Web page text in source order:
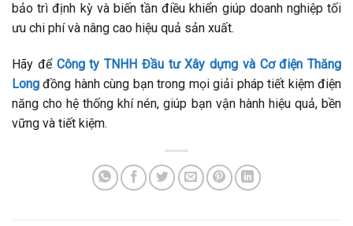
bảo trì định kỳ và biến tần điều khiển giúp doanh nghiệp tối
ưu chi phí và nâng cao hiệu quả sản xuất.
Hãy để Công ty TNHH Đầu tư Xây dựng và Cơ điện Thăng
Long đồng hành cùng bạn trong mọi giải pháp tiết kiệm điện
năng cho hệ thống khí nén, giúp bạn vận hành hiệu quả, bền
vững và tiết kiệm.